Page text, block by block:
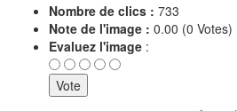
Nombre de clics : 733
Note de l'image : 0.00 (0 Votes)
Evaluez l'image :